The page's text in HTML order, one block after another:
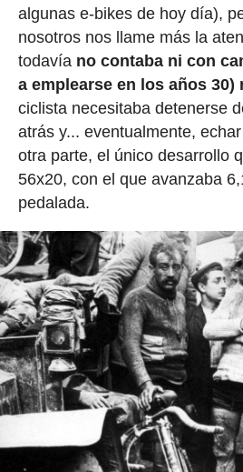
algunas e-bikes de hoy día),
nosotros nos llame más la
todavía no contaba ni con
a emplearse en los años 30)
ciclista necesitaba detenerse
atrás y... eventualmente,
otra parte, el único desarrollo
56x20, con el que avanzaba
pedalada.